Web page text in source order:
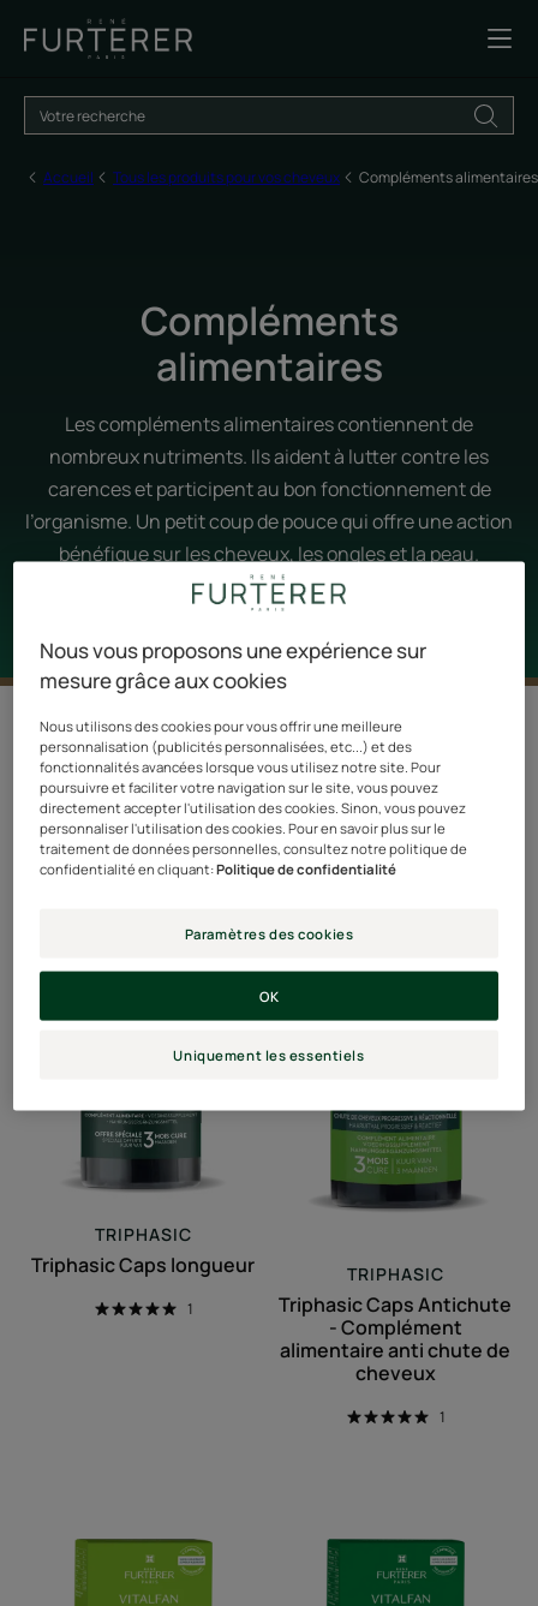
Accueil Tous les produits pour vos cheveux Compléments alimentaires
Compléments
alimentaires
Les compléments alimentaires contiennent de
nombreux nutriments. Ils aident à lutter contre les
carences et participent au bon fonctionnement de
l’organisme. Un petit coup de pouce qui offre une action
bénéfique sur les cheveux, les ongles et la peau.
Filtrer les produits
4 résultats pour "Compléments
alimentaires"
Caps
TRIPHASIC
Triphasic Caps longueur
1
de
cheveux
TRIPHASIC
Triphasic Caps Antichute
- Complément
alimentaire anti chute de
cheveux
1
cheveux
affaiblis
cheveux
clairsemés
Nous vous proposons une expérience sur
mesure grâce aux cookies
Nous utilisons des cookies pour vous offrir une meilleure
personnalisation (publicités personnalisées, etc...) et des
fonctionnalités avancées lorsque vous utilisez notre site. Pour
poursuivre et faciliter votre navigation sur le site, vous pouvez
directement accepter l'utilisation des cookies. Sinon, vous pouvez
personnaliser l'utilisation des cookies. Pour en savoir plus sur le
traitement de données personnelles, consultez notre politique de
confidentialité en cliquant:Politique de confidentialité
Paramètres des cookies
Uniquement les essentiels
OK